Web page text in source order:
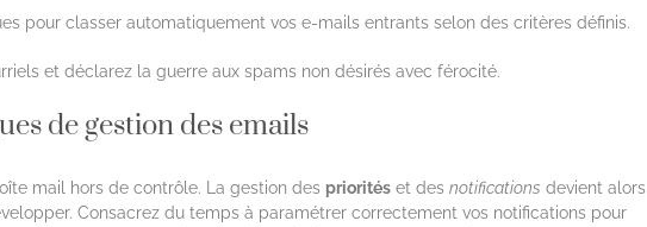
pour classer automatiquement vos e-mails entrants selon des critères définis.
et déclarez la guerre aux spams non désirés avec férocité.
de gestion des emails
mail hors de contrôle. La gestion des priorités et des notifications devient alors
Consacrez du temps à paramétrer correctement vos notifications pour